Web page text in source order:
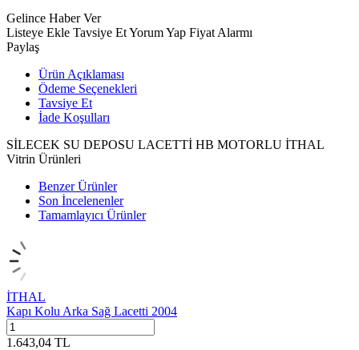
Gelince Haber Ver
Listeye Ekle Tavsiye EtYorum Yap Fiyat Alarmı
Paylaş
Ürün Açıklaması
Ödeme Seçenekleri
Tavsiye Et
İade Koşulları
SİLECEK SU DEPOSU LACETTİ HB MOTORLU İTHAL
Vitrin Ürünleri
Benzer Ürünler
Son İncelenenler
Tamamlayıcı Ürünler
İTHAL
Kapı Kolu Arka Sağ Lacetti 2004
1.643,04 TL